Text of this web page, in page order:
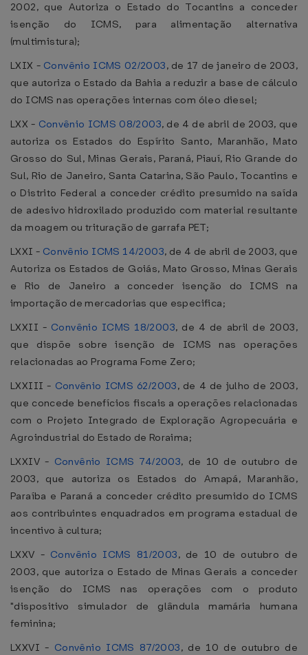
2002, que Autoriza o Estado do Tocantins a conceder
isenção do ICMS, para alimentação alternativa
(multimistura);
LXIX - Convênio ICMS 02/2003, de 17 de janeiro de 2003,
que autoriza o Estado da Bahia a reduzir a base de cálculo
do ICMS nas operações internas com óleo diesel;
LXX - Convênio ICMS 08/2003, de 4 de abril de 2003, que
autoriza os Estados do Espírito Santo, Maranhão, Mato
Grosso do Sul, Minas Gerais, Paraná, Piauí, Rio Grande do
Sul, Rio de Janeiro, Santa Catarina, São Paulo, Tocantins e
o Distrito Federal a conceder crédito presumido na saída
de adesivo hidroxilado produzido com material resultante
da moagem ou trituração de garrafa PET;
LXXI - Convênio ICMS 14/2003, de 4 de abril de 2003, que
Autoriza os Estados de Goiás, Mato Grosso, Minas Gerais
e Rio de Janeiro a conceder isenção do ICMS na
importação de mercadorias que especifica;
LXXII - Convênio ICMS 18/2003, de 4 de abril de 2003,
que dispõe sobre isenção de ICMS nas operações
relacionadas ao Programa Fome Zero;
LXXIII - Convênio ICMS 62/2003, de 4 de julho de 2003,
que concede benefícios fiscais a operações relacionadas
com o Projeto Integrado de Exploração Agropecuária e
Agroindustrial do Estado de Roraima;
LXXIV - Convênio ICMS 74/2003, de 10 de outubro de
2003, que autoriza os Estados do Amapá, Maranhão,
Paraíba e Paraná a conceder crédito presumido do ICMS
aos contribuintes enquadrados em programa estadual de
incentivo à cultura;
LXXV - Convênio ICMS 81/2003, de 10 de outubro de
2003, que autoriza o Estado de Minas Gerais a conceder
isenção do ICMS nas operações com o produto
"dispositivo simulador de glândula mamária humana
feminina;
LXXVI - Convênio ICMS 87/2003, de 10 de outubro de